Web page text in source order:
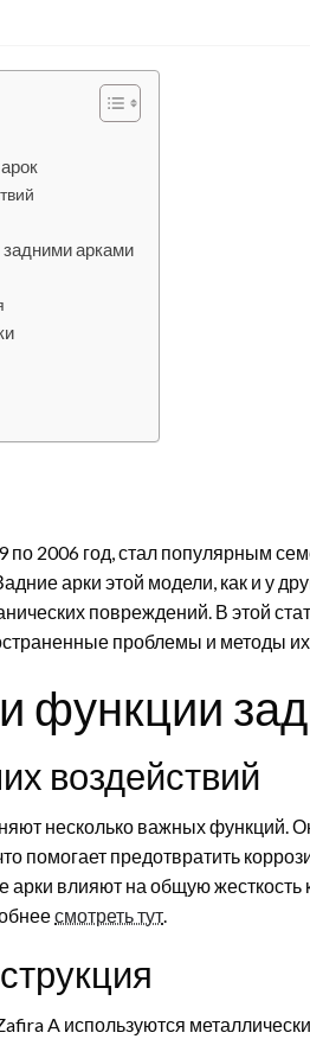
арками
2006 год, стал популярным
арки этой модели, как и у
повреждений. В этой
проблемы и методы
функции
воздействий
несколько важных функций.
помогает предотвратить
арки влияют на общую жесткость
смотреть тут.
A используются